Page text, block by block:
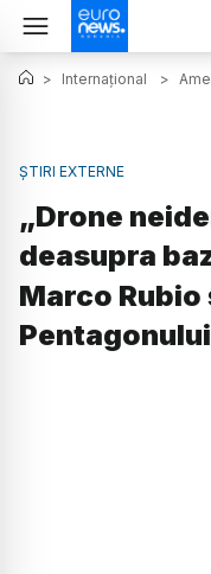
> Internațional >
ȘTIRI EXTERNE
„Drone
deasupra
Marco Rubio